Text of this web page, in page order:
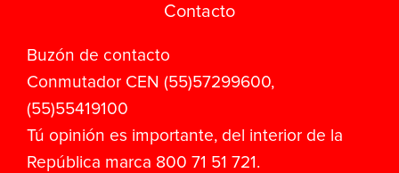
Contacto
Buzón de contacto
Conmutador CEN (55)57299600,
(55)55419100
Tú opinión es importante, del interior de la
República marca 800 71 51 721.